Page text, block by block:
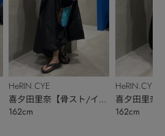
HeRIN.CYE
喜夕田里奈【骨スト/イエ
ベ秋】
162cm
HeRIN.CYE
喜夕田里奈
ベ秋】
162cm